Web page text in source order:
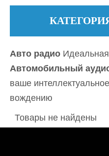
Авто радио
Автомобильный
ваше
вождению
Товары не найдены